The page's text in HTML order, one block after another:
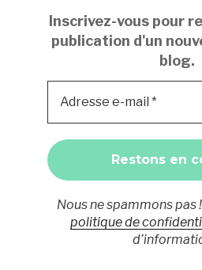
Inscrivez-vous pour
publication d'un
blog.
Nous ne spammons pas
politique de